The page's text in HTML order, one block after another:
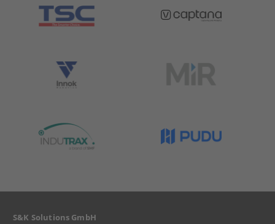
S&K Solutions GmbH